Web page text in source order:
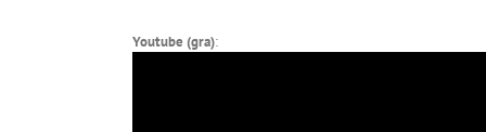
Youtube (gra):